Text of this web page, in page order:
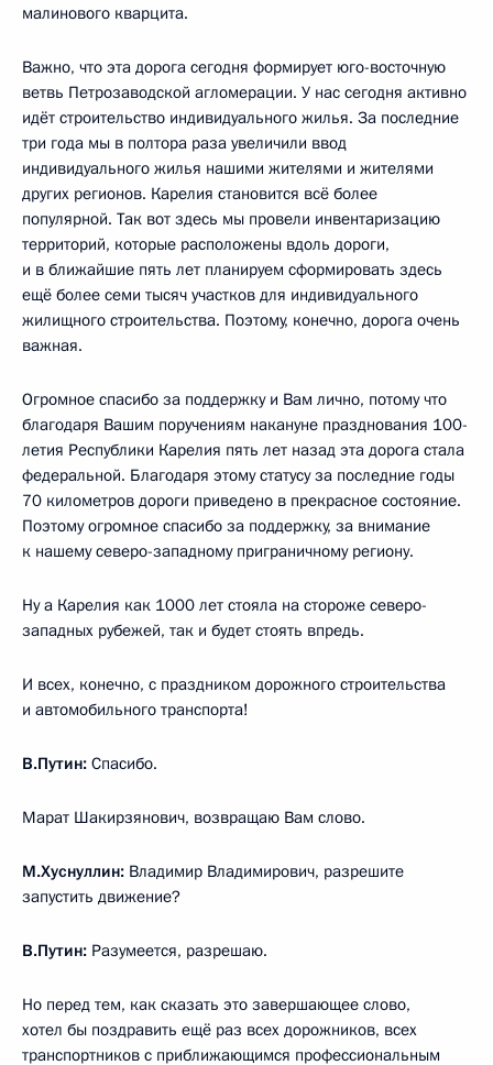
малинового кварцита.
Важно, что эта дорога сегодня формирует юго-восточную
ветвь Петрозаводской агломерации. У нас сегодня активно
идёт строительство индивидуального жилья. За последние
три года мы в полтора раза увеличили ввод
индивидуального жилья нашими жителями и жителями
других регионов. Карелия становится всё более
популярной. Так вот здесь мы провели инвентаризацию
территорий, которые расположены вдоль дороги,
и в ближайшие пять лет планируем сформировать здесь
ещё более семи тысяч участков для индивидуального
жилищного строительства. Поэтому, конечно, дорога очень
важная.
Огромное спасибо за поддержку и Вам лично, потому что
благодаря Вашим поручениям накануне празднования 100-
летия Республики Карелия пять лет назад эта дорога стала
федеральной. Благодаря этому статусу за последние годы
70 километров дороги приведено в прекрасное состояние.
Поэтому огромное спасибо за поддержку, за внимание
к нашему северо-западному приграничному региону.
Ну а Карелия как 1000 лет стояла на стороже северо-
западных рубежей, так и будет стоять впредь.
И всех, конечно, с праздником дорожного строительства
и автомобильного транспорта!
В.Путин: Спасибо.
Марат Шакирзянович, возвращаю Вам слово.
М.Хуснуллин: Владимир Владимирович, разрешите
запустить движение?
В.Путин: Разумеется, разрешаю.
Но перед тем, как сказать это завершающее слово,
хотел бы поздравить ещё раз всех дорожников, всех
транспортников с приближающимся профессиональным